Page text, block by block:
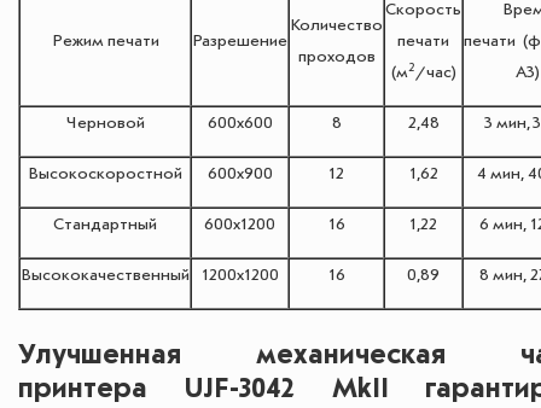
Режим печати Разрешение
Количество
проходов
Скорость
печати
(м2 /час)
печати
А3)
Черновой 600x600 8 2,48 3 мин,
Высокоскоростной 600x900 12 1,62 4 мин,
Стандартный 600x1200 16 1,22 6 мин,
Высококачественный 1200x1200 16 0,89 8 мин,
Улучшенная механическая
принтера UJF-3042 MkII